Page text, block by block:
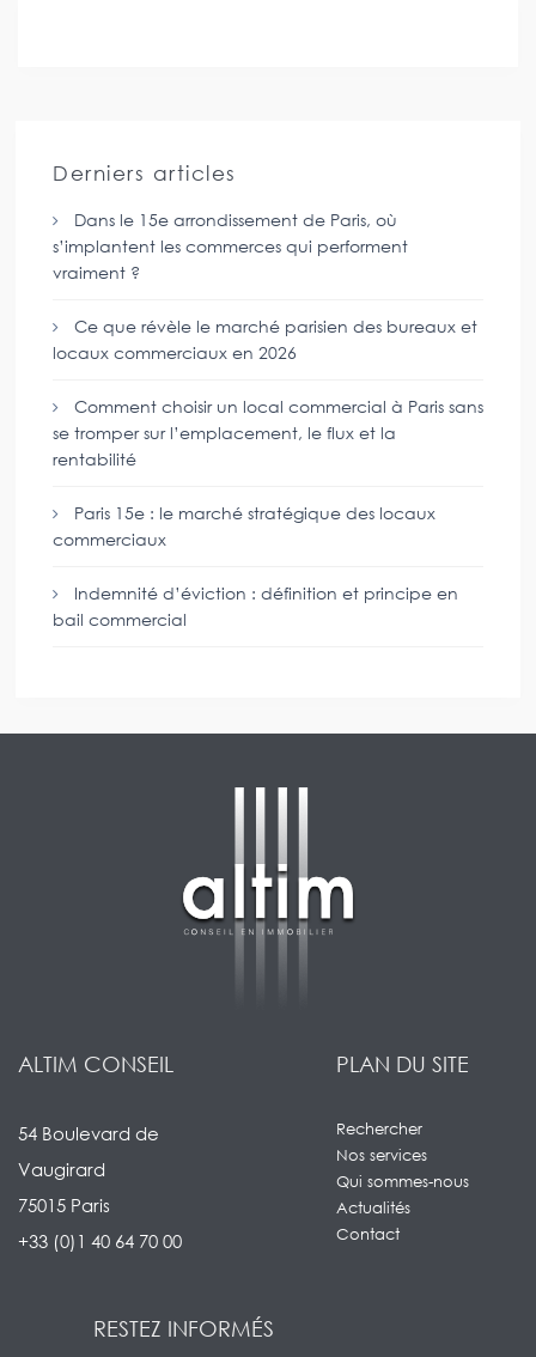
Derniers articles
Dans le 15e arrondissement de Paris, où
s’implantent les commerces qui performent
vraiment ?
Ce que révèle le marché parisien des bureaux et
locaux commerciaux en 2026
Comment choisir un local commercial à Paris sans
se tromper sur l’emplacement, le flux et la
rentabilité
Paris 15e : le marché stratégique des locaux
commerciaux
Indemnité d’éviction : définition et principe en
bail commercial
ALTIM CONSEIL
54 Boulevard de
Vaugirard
75015 Paris
+33 (0)1 40 64 70 00
PLAN DU SITE
Rechercher
Nos services
Qui sommes-nous
Actualités
Contact
RESTEZ INFORMÉS